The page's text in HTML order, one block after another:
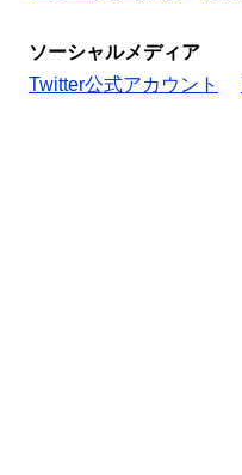
ソーシャルメディア
Twitter公式アカウント